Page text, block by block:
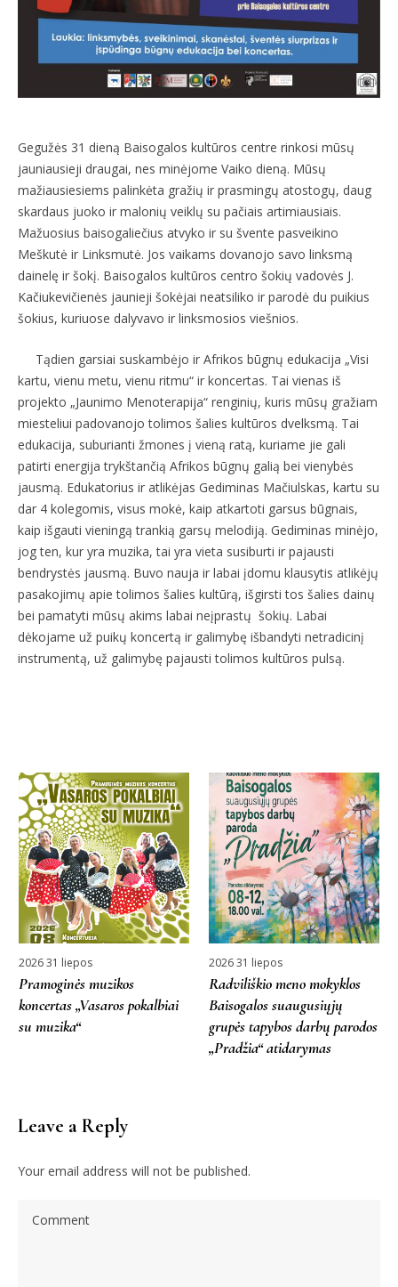
Gegužės 31 dieną Baisogalos kultūros centre rinkosi mūsų
jauniausieji draugai, nes minėjome Vaiko dieną. Mūsų
mažiausiesiems palinkėta gražių ir prasmingų atostogų, daug
skardaus juoko ir malonių veiklų su pačiais artimiausiais.
Mažuosius baisogaliečius atvyko ir su švente pasveikino
Meškutė ir Linksmutė. Jos vaikams dovanojo savo linksmą
dainelę ir šokį. Baisogalos kultūros centro šokių vadovės J.
Kačiukevičienės jaunieji šokėjai neatsiliko ir parodė du puikius
šokius, kuriuose dalyvavo ir linksmosios viešnios.
Tądien garsiai suskambėjo ir Afrikos būgnų edukacija „Visi
kartu, vienu metu, vienu ritmu“ ir koncertas. Tai vienas iš
projekto „Jaunimo Menoterapija“ renginių, kuris mūsų gražiam
miesteliui padovanojo tolimos šalies kultūros dvelksmą. Tai
edukacija, suburianti žmones į vieną ratą, kuriame jie gali
patirti energija trykštančią Afrikos būgnų galią bei vienybės
jausmą. Edukatorius ir atlikėjas Gediminas Mačiulskas, kartu su
dar 4 kolegomis, visus mokė, kaip atkartoti garsus būgnais,
kaip išgauti vieningą trankią garsų melodiją. Gediminas minėjo,
jog ten, kur yra muzika, tai yra vieta susiburti ir pajausti
bendrystės jausmą. Buvo nauja ir labai įdomu klausytis atlikėjų
pasakojimų apie tolimos šalies kultūrą, išgirsti tos šalies dainų
bei pamatyti mūsų akims labai neįprastų šokių. Labai
dėkojame už puikų koncertą ir galimybę išbandyti netradicinį
instrumentą, už galimybę pajausti tolimos kultūros pulsą.
More projects
2026 31 liepos
Pramoginės muzikos
koncertas „Vasaros pokalbiai
su muzika“
2026 31 liepos
Radviliškio meno mokyklos
Baisogalos suaugusiųjų
grupės tapybos darbų parodos
„Pradžia“ atidarymas
Leave a Reply
Your email address will not be published.